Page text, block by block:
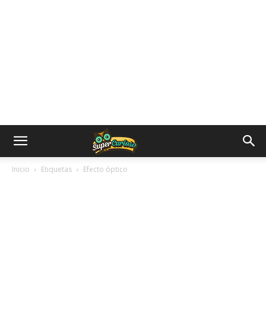
Inicio Etiquetas Efecto óptico